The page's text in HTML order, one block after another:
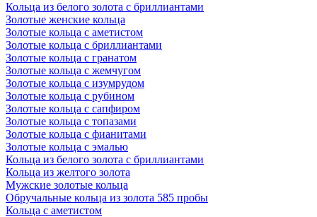
Кольца из белого золота с бриллиантами
Золотые женские кольца
Золотые кольца с аметистом
Золотые кольца с бриллиантами
Золотые кольца с гранатом
Золотые кольца с жемчугом
Золотые кольца с изумрудом
Золотые кольца с рубином
Золотые кольца с сапфиром
Золотые кольца с топазами
Золотые кольца с фианитами
Золотые кольца с эмалью
Кольца из белого золота с бриллиантами
Кольца из желтого золота
Мужские золотые кольца
Обручальные кольца из золота 585 пробы
Кольца с аметистом